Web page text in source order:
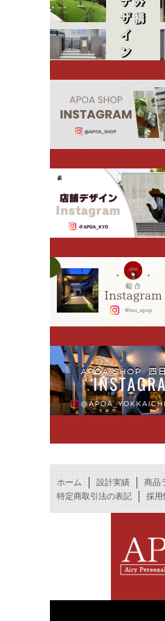
ホーム 設計実績 商品
特定商取引法の表記
採用